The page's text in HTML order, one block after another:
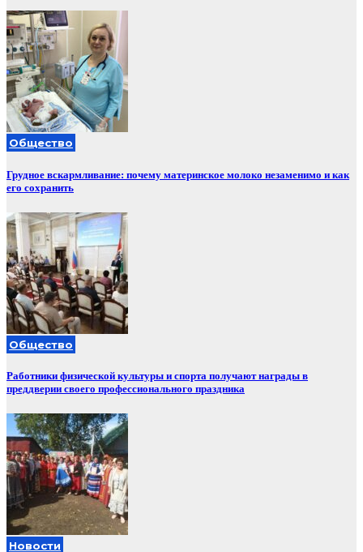
Общество
Грудное вскармливание: почему материнское молоко незаменимо и как
его сохранить
Общество
Работники физической культуры и спорта получают награды в
преддверии своего профессионального праздника
Новости